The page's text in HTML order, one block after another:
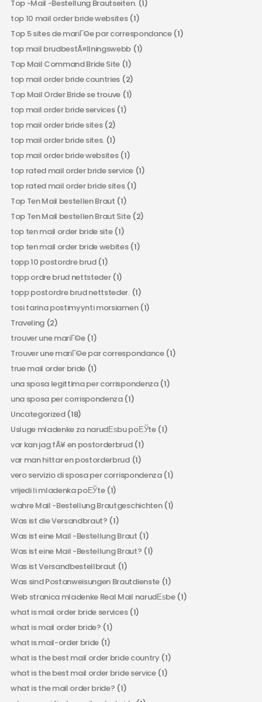
Top -Mail -Bestellung Brautseiten.(1)
top 10 mail order bride websites(1)
Top 5 sites de mariГ©e par correspondance(1)
top mail brudbestÃ¤llningswebb (1)
Top Mail Command Bride Site (1)
top mail order bride countries (2)
Top Mail Order Bride se trouve (1)
top mail order bride services(1)
top mail order bride sites(2)
top mail order bride sites. (1)
top mail order bride websites(1)
top rated mail order bride service(1)
top rated mail order bride sites(1)
Top Ten Mail bestellen Braut (1)
Top Ten Mail bestellen Braut Site(2)
top ten mail order bride site(1)
top ten mail order bride webites(1)
topp 10 postordre brud(1)
topp ordre brud nettsteder(1)
topp postordre brud nettsteder.(1)
tosi tarina postimyynti morsiamen(1)
Traveling(2)
trouver une mariГ©e(1)
Trouver une mariГ©e par correspondance(1)
true mail order bride (1)
una sposa legittima per corrispondenza(1)
una sposa per corrispondenza(1)
Uncategorized(18)
Usluge mladenke za narudЕѕbu poЕЎte(1)
var kan jag fÃ¥ en postorderbrud(1)
var man hittar en postorderbrud(1)
vero servizio di sposa per corrispondenza(1)
vrijedi li mladenka poЕЎte(1)
wahre Mail -Bestellung Brautgeschichten(1)
Was ist die Versandbraut? (1)
Was ist eine Mail -Bestellung Braut (1)
Was ist eine Mail -Bestellung Braut? (1)
Was ist Versandbestellbraut (1)
Was sind Postanweisungen Brautdienste(1)
Web stranica mladenke Real Mail narudЕѕbe(1)
what is mail order bride services(1)
what is mail order bride? (1)
what is mail-order bride (1)
what is the best mail order bride country(1)
what is the best mail order bride service(1)
what is the mail order bride? (1)